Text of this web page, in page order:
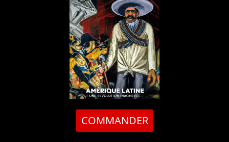
COMMANDER